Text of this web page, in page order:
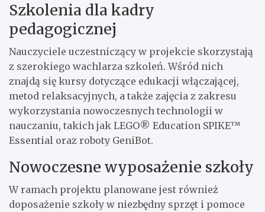
Szkolenia dla kadry
pedagogicznej
Nauczyciele uczestniczący w projekcie skorzystają
z szerokiego wachlarza szkoleń. Wśród nich
znajdą się kursy dotyczące edukacji włączającej,
metod relaksacyjnych, a także zajęcia z zakresu
wykorzystania nowoczesnych technologii w
nauczaniu, takich jak LEGO® Education SPIKE™
Essential oraz roboty GeniBot.
Nowoczesne wyposażenie szkoły
W ramach projektu planowane jest również
doposażenie szkoły w niezbędny sprzęt i pomoce